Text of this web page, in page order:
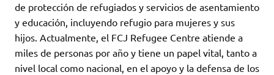
de protección de refugiados y servicios de asentamiento
y educación, incluyendo refugio para mujeres y sus
hijos. Actualmente, el FCJ Refugee Centre atiende a
miles de personas por año y tiene un papel vital, tanto a
nivel local como nacional, en el apoyo y la defensa de los